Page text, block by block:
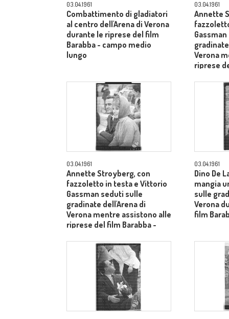
03.04.1961
Combattimento di gladiatori
al centro dell'Arena di Verona
durante le riprese del film
Barabba - campo medio
lungo
03.04.1961
Annette
Verona
riprese
03.04.1961
Annette Stroyberg, con
fazzoletto in testa e Vittorio
Gassman seduti sulle
gradinate dell'Arena di
Verona mentre assistono alle
riprese del film Barabba -
03.04.1961
Dino De
mangia
sulle
Verona
film